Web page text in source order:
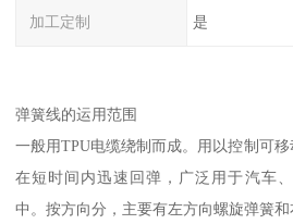
加工定制 是
弹簧线的运用范围
一般用TPU电缆绕制而成。用以控制可
在短时间内迅速回弹，广泛用于汽车
中。按方向分，主要有左方向螺旋弹簧和